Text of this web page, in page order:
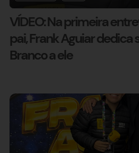
VÍDEO: Na primeira
pai, Frank Aguiar
Branco a ele